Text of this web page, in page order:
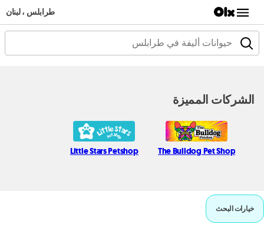
طرابلس ، لبنان
الشركات المميزة
The Bulldog Pet Shop
Little Stars Petshop
خيارات البحث